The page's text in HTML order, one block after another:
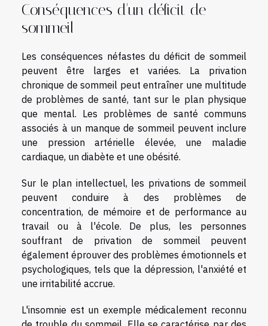
Conséquences d'un déficit de
sommeil
Les conséquences néfastes du déficit de sommeil
peuvent être larges et variées. La privation
chronique de sommeil peut entraîner une multitude
de problèmes de santé, tant sur le plan physique
que mental. Les problèmes de santé communs
associés à un manque de sommeil peuvent inclure
une pression artérielle élevée, une maladie
cardiaque, un diabète et une obésité.
Sur le plan intellectuel, les privations de sommeil
peuvent conduire à des problèmes de
concentration, de mémoire et de performance au
travail ou à l'école. De plus, les personnes
souffrant de privation de sommeil peuvent
également éprouver des problèmes émotionnels et
psychologiques, tels que la dépression, l'anxiété et
une irritabilité accrue.
L'insomnie est un exemple médicalement reconnu